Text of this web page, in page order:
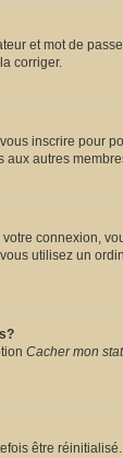
et mot de
corriger.
inscrire
autres
votre connexion,
utilisez un
Cacher mon
être